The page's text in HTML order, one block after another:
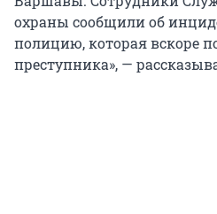
охраны сообщили об
полицию, которая вскоре
преступника», —